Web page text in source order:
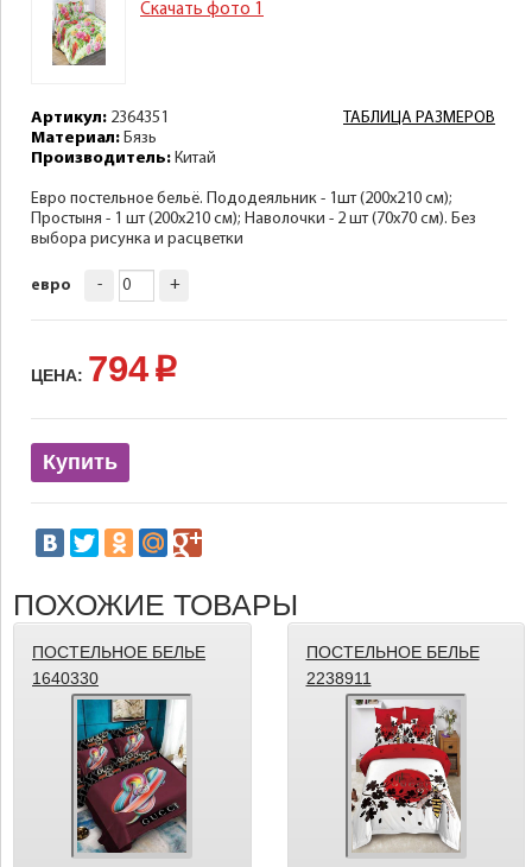
Скачать фото 1
ТАБЛИЦА РАЗМЕРОВ
Артикул: 2364351
Материал: Бязь
Производитель: Китай
Евро постельное бельё. Пододеяльник - 1шт (200х210 см);
Простыня - 1 шт (200х210 см); Наволочки - 2 шт (70х70 см). Без
выбора рисунка и расцветки
евро - +
ЦЕНА: 794 p
Купить
ПОХОЖИЕ ТОВАРЫ
ПОСТЕЛЬНОЕ БЕЛЬЕ
1640330
ПОСТЕЛЬНОЕ БЕЛЬЕ
2238911